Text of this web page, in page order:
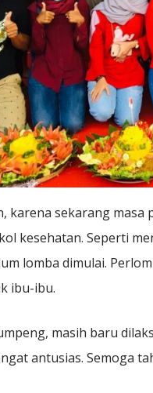
karena sekarang
kesehatan. Seperti
lomba dimulai.
ibu-ibu.
masih baru
antusias. Semoga